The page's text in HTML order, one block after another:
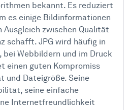
bekannt. Es reduziert
es einige Bildinformationen
Ausgleich zwischen Qualität
schafft. JPG wird häufig in
Webbildern und im Druck
einen guten Kompromiss
und Dateigröße. Seine
seine einfache
Internetfreundlichkeit